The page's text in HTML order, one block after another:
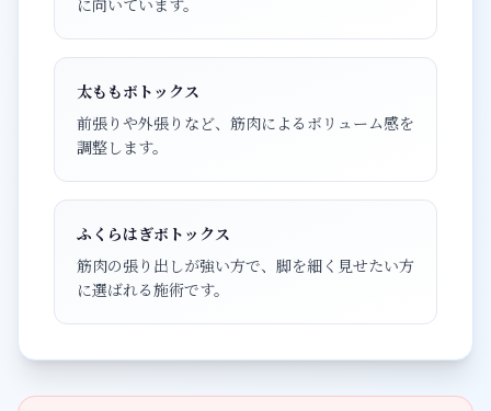
に向いています。
太ももボトックス
前張りや外張りなど、筋肉によるボリューム感を
調整します。
ふくらはぎボトックス
筋肉の張り出しが強い方で、脚を細く見せたい方
に選ばれる施術です。